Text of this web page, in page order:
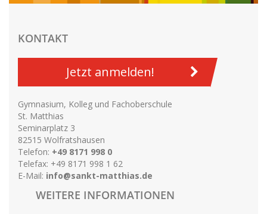
KONTAKT
Jetzt anmelden!
Gymnasium, Kolleg und Fachoberschule
St. Matthias
Seminarplatz 3
82515 Wolfratshausen
Telefon: +49 8171 998 0
Telefax: +49 8171 998 1 62
E-Mail: info@sankt-matthias.de
WEITERE INFORMATIONEN